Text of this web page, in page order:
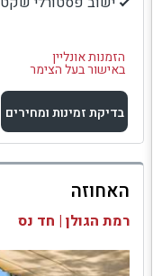
הזמנות אונליין
באישור בעל הצימר
בדיקת זמינות ומחירים
למתחם זה
בדיקת זמינות ומחירים
האחוזה
רמת הגולן | חד נס